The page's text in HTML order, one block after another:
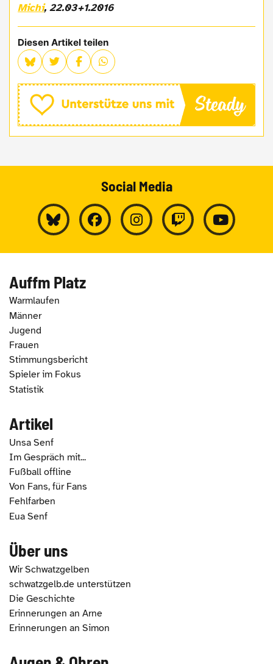
Michi, 22.03+1.2016
Diesen Artikel teilen
Social Media
Auffm Platz
Warmlaufen
Männer
Jugend
Frauen
Stimmungsbericht
Spieler im Fokus
Statistik
Artikel
Unsa Senf
Im Gespräch mit...
Fußball offline
Von Fans, für Fans
Fehlfarben
Eua Senf
Über uns
Wir Schwatzgelben
schwatzgelb.de unterstützen
Die Geschichte
Erinnerungen an Arne
Erinnerungen an Simon